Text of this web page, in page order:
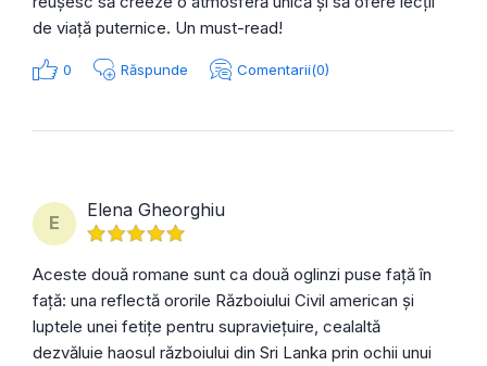
de viață puternice. Un must-read!
0 Răspunde Comentarii(0)
E
Elena Gheorghiu
Aceste două romane sunt ca două oglinzi puse față în
față: una reflectă ororile Războiului Civil american și
luptele unei fetițe pentru supraviețuire, cealaltă
dezvăluie haosul războiului din Sri Lanka prin ochii unui